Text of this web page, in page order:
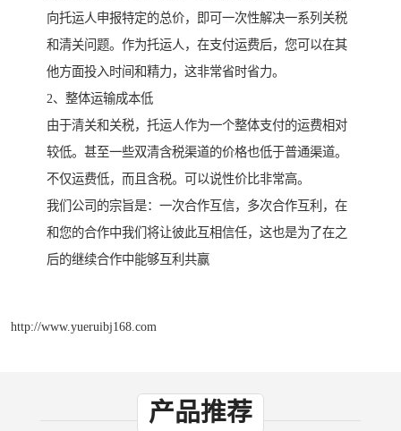
向托运人申报特定的总价，即可一次性解决一系列关税
和清关问题。作为托运人，在支付运费后，您可以在其
他方面投入时间和精力，这非常省时省力。
2、整体运输成本低
由于清关和关税，托运人作为一个整体支付的运费相对
较低。甚至一些双清含税渠道的价格也低于普通渠道。
不仅运费低，而且含税。可以说性价比非常高。
我们公司的宗旨是：一次合作互信，多次合作互利，在
和您的合作中我们将让彼此互相信任，这也是为了在之
后的继续合作中能够互利共赢
http://www.yueruibj168.com
产品推荐